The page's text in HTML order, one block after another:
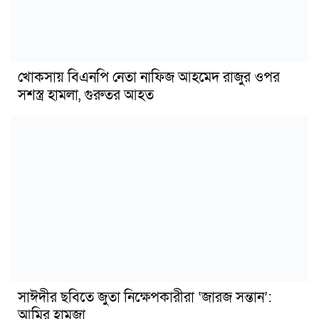
খোকসায় বিএনপি নেতা নাফিজ আহমেদ রাজুর ওপর
সশস্ত্র হামলা, গুরুতর আহত
সাঈদীর ছবিতে জুতা নিক্ষেপকারীরা ‘জারজ সন্তান’: